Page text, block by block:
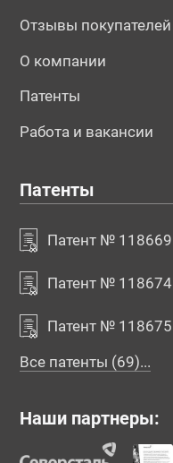
Отзывы покупателей
О компании
Патенты
Работа и вакансии
Патенты
Патент № 118669
Патент № 118674
Патент № 118675
Все патенты (69)...
Наши партнеры: